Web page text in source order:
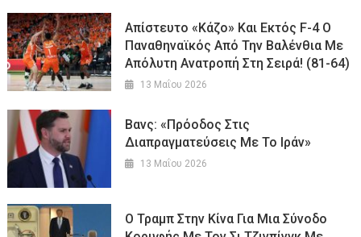
Απίστευτο «κάζο» Και Εκτός F-4 Ο
Παναθηναϊκός Από Την Βαλένθια Με
Απόλυτη Ανατροπή Στη Σειρά! (81-64)
13 Μαΐου 2026
Βανς: «Πρόοδος Στις
Διαπραγματεύσεις Με Το Ιράν»
13 Μαΐου 2026
Ο Τραμπ Στην Κίνα Για Μια Σύνοδο